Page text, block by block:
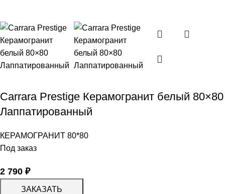
Carrara Prestige Керамогранит белый 80×80
Лаппатированный
КЕРАМОГРАНИТ 80*80
Под заказ
2 790 ₽
ЗАКАЗАТЬ